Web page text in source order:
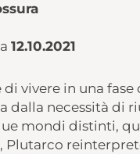
12.10.2021
di vivere in una fase
dalla necessità di
mondi distinti,
Plutarco